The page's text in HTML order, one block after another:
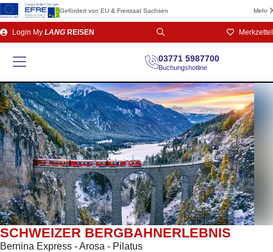
Gefördert von EU & Freistaat Sachsen Mehr
Direkt
zum
Login My LANG REISEN Merkzettel
03771 5987700
Buchungshotline
SCHWEIZER BERGBAHNERLEBNIS
Bernina Express - Arosa - Pilatus